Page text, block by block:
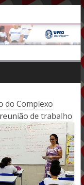
do Complexo
de trabalho